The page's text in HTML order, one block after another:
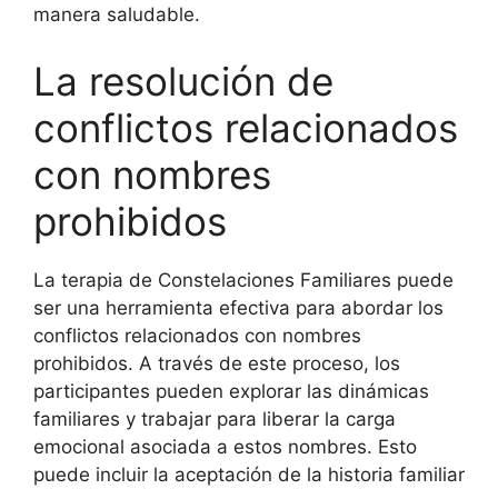
manera saludable.
La resolución de
conflictos relacionados
con nombres
prohibidos
La terapia de Constelaciones Familiares puede
ser una herramienta efectiva para abordar los
conflictos relacionados con nombres
prohibidos. A través de este proceso, los
participantes pueden explorar las dinámicas
familiares y trabajar para liberar la carga
emocional asociada a estos nombres. Esto
puede incluir la aceptación de la historia familiar